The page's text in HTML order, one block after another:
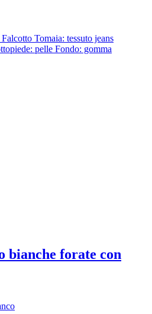
Tomaia: tessuto jeans
pelle Fondo: gomma
bianche forate con